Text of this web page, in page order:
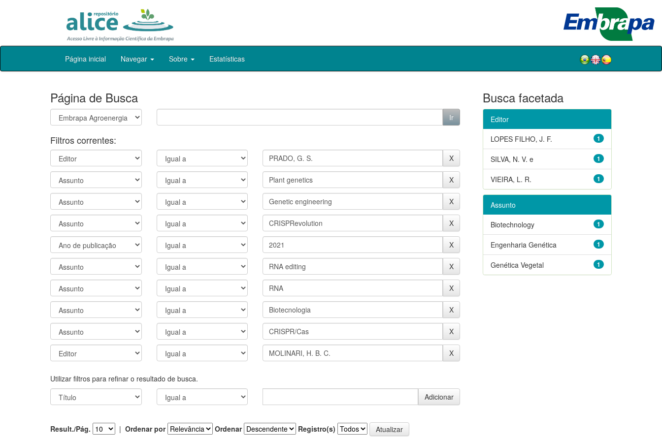
Skip
Página inicial Navegar Sobre Estatísticas
Página de Busca
Filtros correntes:
Utilizar filtros para refinar o resultado de busca.
Result./Pág. | Ordenar por Ordenar Registro(s)
Busca facetada
Editor
1
LOPES FILHO, J. F.
1
SILVA, N. V. e
1
VIEIRA, L. R.
Assunto
1
Biotechnology
1
Engenharia Genética
1
Genética Vegetal